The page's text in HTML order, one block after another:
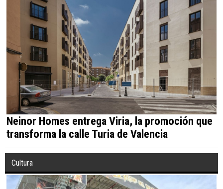
Neinor Homes entrega Viria, la promoción que
transforma la calle Turia de Valencia
Cultura